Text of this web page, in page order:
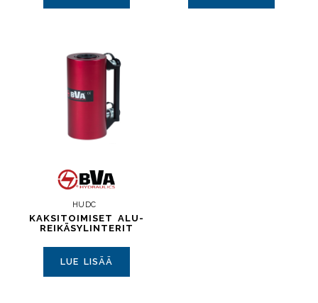
HUDC
KAKSITOIMISET ALU-
REIKÄSYLINTERIT
LUE LISÄÄ